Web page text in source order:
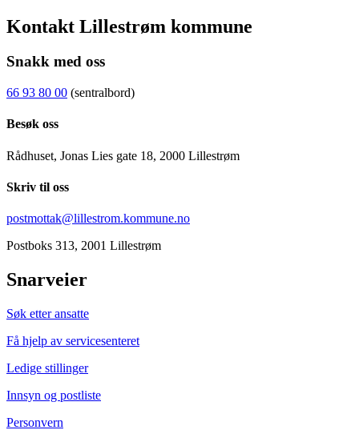
Kontakt Lillestrøm kommune
Snakk med oss
66 93 80 00 (sentralbord)
Besøk oss
Rådhuset, Jonas Lies gate 18, 2000 Lillestrøm
Skriv til oss
postmottak@lillestrom.kommune.no
Postboks 313, 2001 Lillestrøm
Snarveier
Søk etter ansatte
Få hjelp av servicesenteret
Ledige stillinger
Innsyn og postliste
Personvern